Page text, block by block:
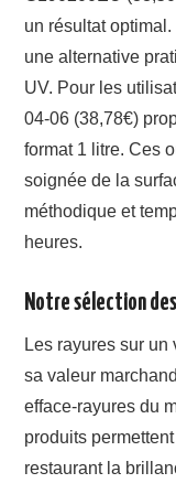
un résultat
une alternative
UV. Pour les
04-06 (38,78€)
format 1 litre. Ces
soignée de la
méthodique et
heures.
Notre sélection
Les rayures sur
sa valeur
efface-rayures du
produits
restaurant la